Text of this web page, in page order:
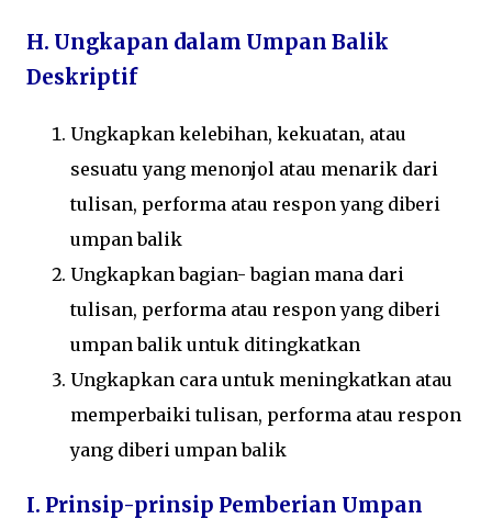
H. Ungkapan dalam Umpan Balik
Deskriptif
Ungkapkan kelebihan, kekuatan, atau
sesuatu yang menonjol atau menarik dari
tulisan, performa atau respon yang diberi
umpan balik
Ungkapkan bagian- bagian mana dari
tulisan, performa atau respon yang diberi
umpan balik untuk ditingkatkan
Ungkapkan cara untuk meningkatkan atau
memperbaiki tulisan, performa atau respon
yang diberi umpan balik
I. Prinsip-prinsip Pemberian Umpan